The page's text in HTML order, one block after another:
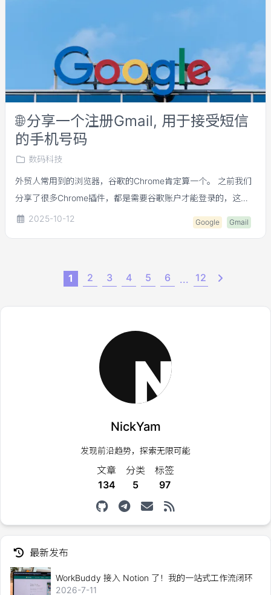
🌐分享一个注册Gmail, 用于接受短信
的手机号码
数码科技
外贸人常用到的浏览器，谷歌的Chrome肯定算一个。 之前我们
分享了很多Chrome插件，都是需要谷歌账户才能登录的，这时
候就需要注册Gmail. 有个Gmail账户好处还很多，我最方便的就
是，登录各种网站，需要注册的时候，直接Connect to
码，必须要找个国外号。
2025-10-12 Google Gmail
1 2 3 4 5 6 ... 12
NickYam
发现前沿趋势，探索无限可能
文章
134
分类
5
标签
97
最新发布
WorkBuddy 接入 Notion 了！我的一站式工作流闭环
2026-7-11